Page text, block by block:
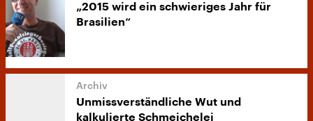
„2015 wird ein schwieriges Jahr für
Brasilien“
Unmissverständliche Wut und
kalkulierte Schmeichelei